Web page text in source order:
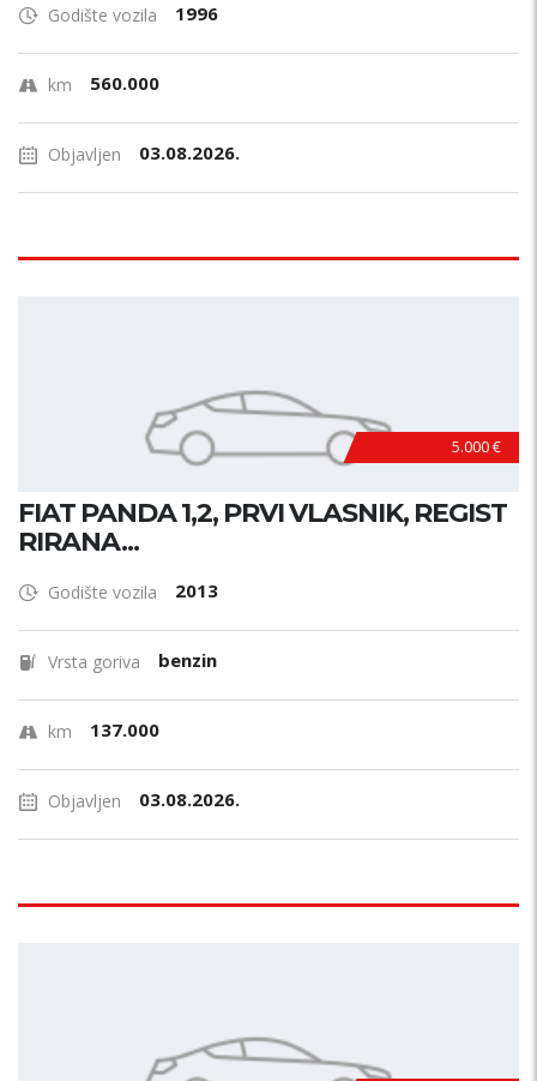
Godište vozila 1996
km 560.000
Objavljen 03.08.2026.
5.000 €
FIAT PANDA 1,2, PRVI VLASNIK, REGIST
RIRANA...
Godište vozila 2013
Vrsta goriva benzin
km 137.000
Objavljen 03.08.2026.